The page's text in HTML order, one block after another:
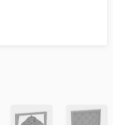
收
收